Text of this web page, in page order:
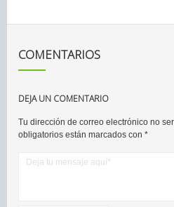
COMENTARIOS
DEJA UN COMENTARIO
Tu dirección de correo electrónico no
obligatorios están marcados con *